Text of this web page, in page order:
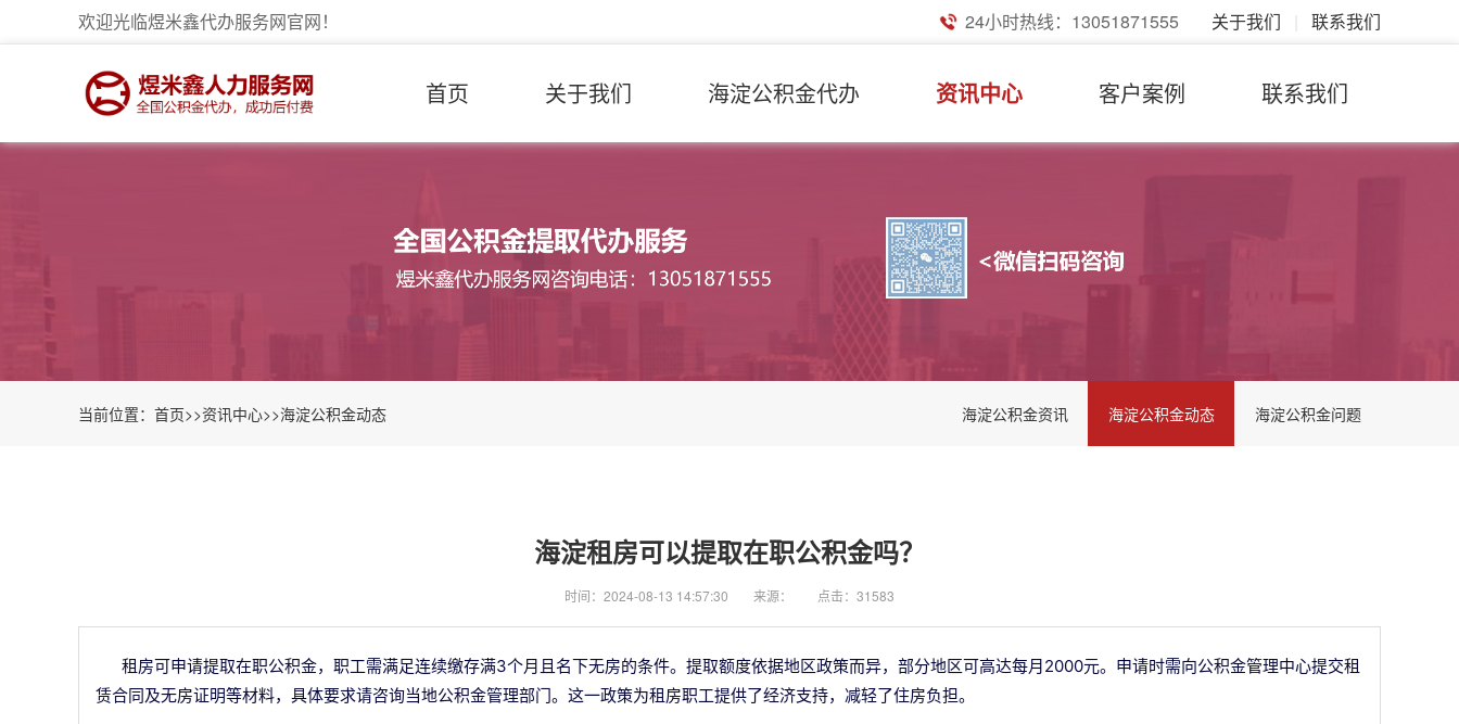
关于我们 联系我们
24小时热线：13051871555
欢迎光临煜米鑫代办服务网官网！
首页 关于我们 海淀公积金代办 资讯中心 客户案例 联系我们
当前位置： 首页>>资讯中心>>海淀公积金动态 海淀公积金资讯 海淀公积金动态 海淀公积金问题
海淀租房可以提取在职公积金吗？
时间：2024-08-13 14:57:30 来源： 点击：31583
租房可申请提取在职公积金，职工需满足连续缴存满3个月且名下无房的条件。提取额度依据地区政策而异，部分地区可高达每月2000元。申请时需向公积金管理中心提交租
赁合同及无房证明等材料，具体要求请咨询当地公积金管理部门。这一政策为租房职工提供了经济支持，减轻了住房负担。